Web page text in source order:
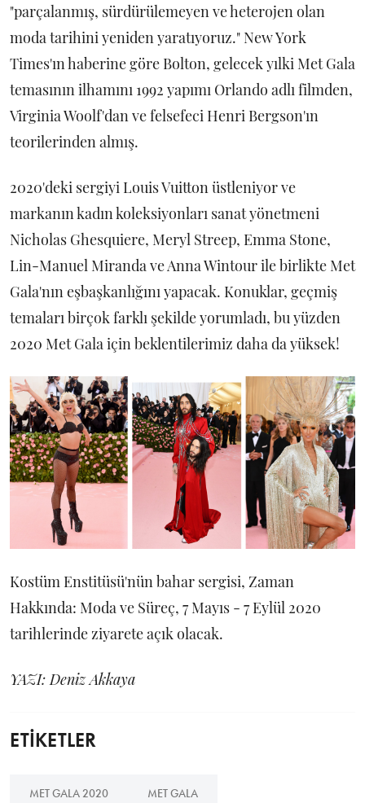
"parçalanmış, sürdürülemeyen ve heterojen olan
moda tarihini yeniden yaratıyoruz." New York
Times'ın haberine göre Bolton, gelecek yılki Met Gala
temasının ilhamını 1992 yapımı Orlando adlı filmden,
Virginia Woolf'dan ve felsefeci Henri Bergson'ın
teorilerinden almış.
2020'deki sergiyi Louis Vuitton üstleniyor ve
markanın kadın koleksiyonları sanat yönetmeni
Nicholas Ghesquiere, Meryl Streep, Emma Stone,
Lin-Manuel Miranda ve Anna Wintour ile birlikte Met
Gala'nın eşbaşkanlığını yapacak. Konuklar, geçmiş
temaları birçok farklı şekilde yorumladı, bu yüzden
2020 Met Gala için beklentilerimiz daha da yüksek!
Kostüm Enstitüsü'nün bahar sergisi, Zaman
Hakkında: Moda ve Süreç, 7 Mayıs - 7 Eylül 2020
tarihlerinde ziyarete açık olacak.
YAZI: Deniz Akkaya
ETİKETLER
MET GALA 2020 MET GALA